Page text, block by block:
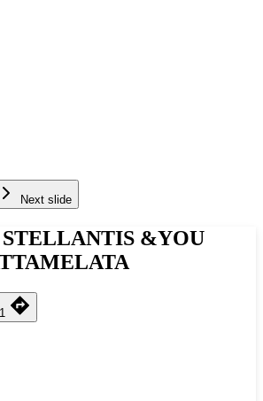
Next slide
STELLANTIS &YOU